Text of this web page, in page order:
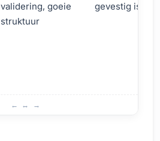
validering, goeie
struktuur
gevestig is nie